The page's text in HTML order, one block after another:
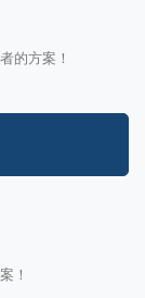
的方案！
！